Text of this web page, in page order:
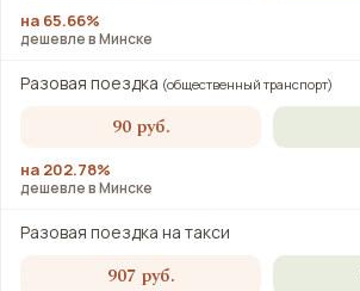
на 65.66%
дешевле в Минске
Разовая поездка (общественный транспорт)
90 руб.
на 202.78%
дешевле в Минске
Разовая поездка на такси
907 руб.